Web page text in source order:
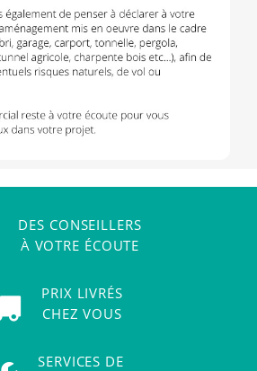
DES CONSEILLERS
À VOTRE ÉCOUTE
PRIX LIVRÉS
CHEZ VOUS
SERVICES DE